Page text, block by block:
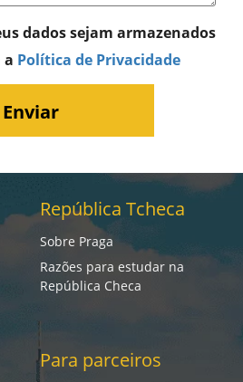
dados sejam armazenados
a Política de Privacidade
República Tcheca
Sobre Praga
Razões para estudar na
República Checa
Para parceiros